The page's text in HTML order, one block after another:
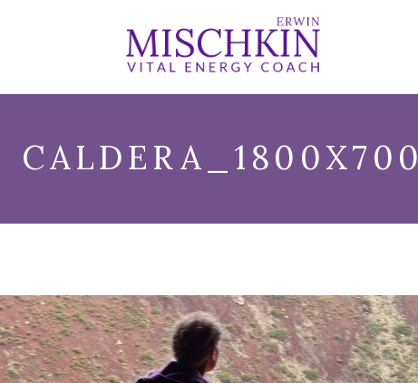
CALDERA_1800X700